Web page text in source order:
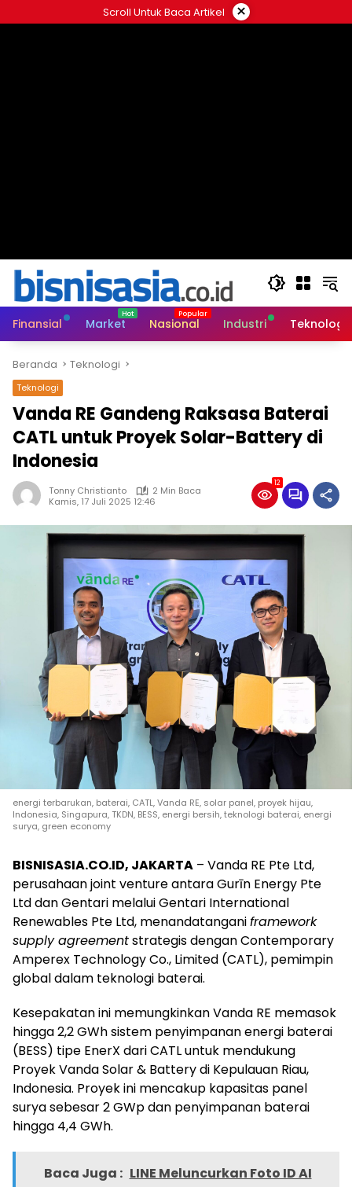
ke
Scroll Untuk Baca Artikel ×
Finansial Market Nasional Industri Teknologi
Beranda Teknologi
Teknologi
Vanda RE Gandeng Raksasa Baterai
CATL untuk Proyek Solar-Battery di
Indonesia
Tonny Christianto
2 Min Baca
Kamis, 17 Juli 2025 12:46
12
energi terbarukan, baterai, CATL, Vanda RE, solar panel, proyek hijau,
Indonesia, Singapura, TKDN, BESS, energi bersih, teknologi baterai, energi
surya, green economy
BISNISASIA.CO.ID, JAKARTA – Vanda RE Pte Ltd,
perusahaan joint venture antara Gurīn Energy Pte
Ltd dan Gentari melalui Gentari International
Renewables Pte Ltd, menandatanganiframework
supply agreementstrategis dengan Contemporary
Amperex Technology Co., Limited (CATL), pemimpin
global dalam teknologi baterai.
Kesepakatan ini memungkinkan Vanda RE memasok
hingga 2,2 GWh sistem penyimpanan energi baterai
(BESS) tipe EnerX dari CATL untuk mendukung
Proyek Vanda Solar & Battery di Kepulauan Riau,
Indonesia. Proyek ini mencakup kapasitas panel
surya sebesar 2 GWp dan penyimpanan baterai
hingga 4,4 GWh.
Baca Juga : LINE Meluncurkan Foto ID AI